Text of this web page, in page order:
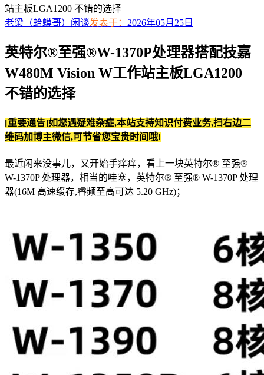
站主板LGA1200 不错的选择
老梁（蛤蟆哥） 闲谈发表于： 2026年05月25日
英特尔®至强®W-1370P处理器搭配技嘉
W480M Vision W工作站主板LGA1200
不错的选择
[重要通告]如您遇疑难杂症,本站支持知识付费业务,扫右边二
维码加博主微信,可节省您宝贵时间哦!
最近闲来没事儿，又开始手痒痒，看上一块英特尔® 至强®
W-1370P 处理器，相当的哇塞，英特尔® 至强® W-1370P 处理
器(16M 高速缓存,睿频至高可达 5.20 GHz)；